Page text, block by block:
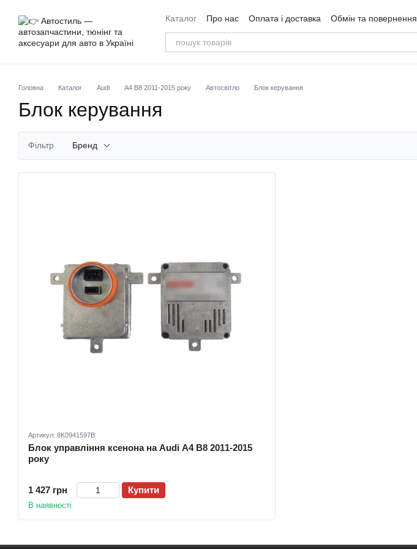
Каталог
Про нас Оплата і доставка Обмін та повернення
Угода користувача
Відгуки про магазин
Головна Каталог Audi A4 B8 2011-2015 року Автосвітло Блок керування
Блок керування
Фільтр Бренд
Артикул: 8K0941597B
Блок управління ксенона на Audi A4 B8 2011-2015
року
1 427 грн Купити
В наявності